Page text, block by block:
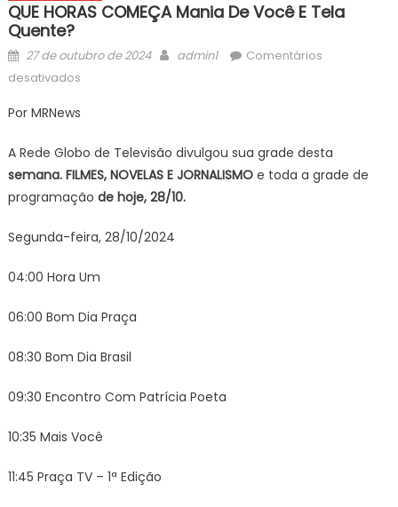
QUE HORAS COMEÇA Mania De Você E Tela
Quente?
Posted
on
27 de outubro de 2024 Author
admin1
Comentários
desativadosem
HORAS
Mania
de
Você
Tela
Por MRNews
A Rede Globo de Televisão divulgou sua grade desta
semana. FILMES, NOVELAS E JORNALISMOe toda a grade de
programação de hoje, 28/10.
Segunda-feira, 28/10/2024
04:00 Hora Um
06:00 Bom Dia Praça
08:30 Bom Dia Brasil
09:30 Encontro Com Patrícia Poeta
10:35 Mais Você
11:45 Praça TV – 1ª Edição